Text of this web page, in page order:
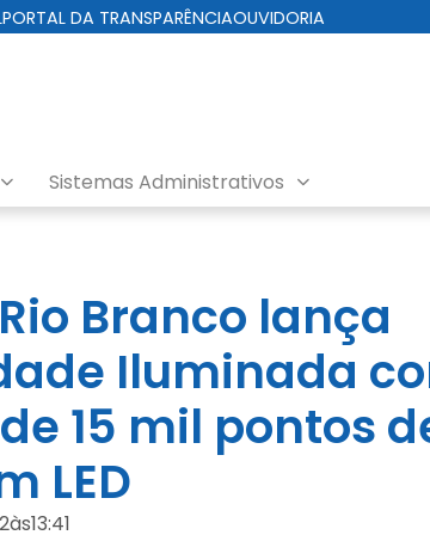
PORTAL DA TRANSPARÊNCIAOUVIDORIA
Sistemas Administrativos
Branco lança
Iluminada
15 mil pontos
LED
às13:41